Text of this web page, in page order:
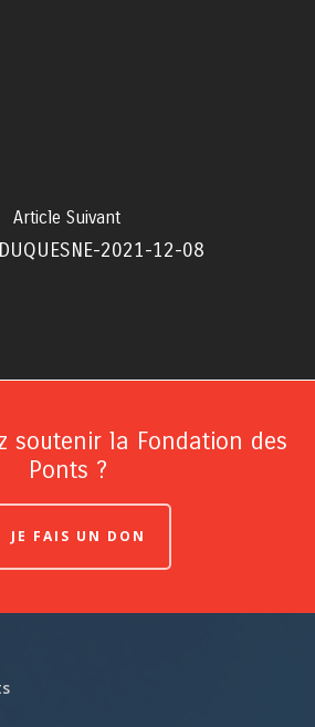
Article Suivant
2021-12-08
soutenir la Fondation des
Ponts ?
JE FAIS UN DON